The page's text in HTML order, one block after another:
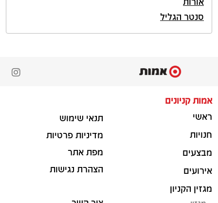
סנטר הגליל
אמות קניונים
ראשי
חנויות
מבצעים
אירועים
מגזין הקניון
תנאי שימוש
מדיניות פרטיות
מפת אתר
הצהרת נגישות